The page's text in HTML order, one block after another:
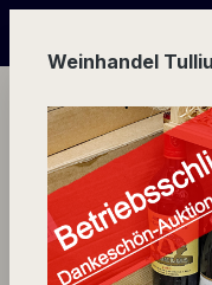
Spezialität
Weinhandel